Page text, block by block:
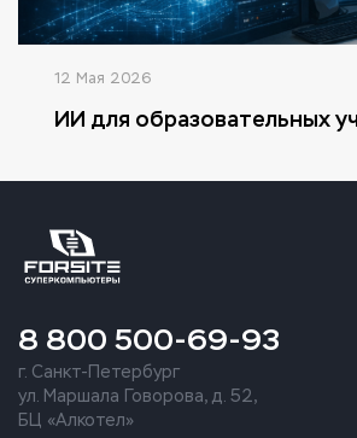
12 Мая 2026
ИИ для образовательных
8 800 500-69-93
г. Санкт-Петербург
ул. Маршала Говорова, д. 52,
БЦ «Алкотел»